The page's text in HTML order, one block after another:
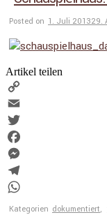
Posted on 1. Juli 201329.
Artikel teilen
Copy
Link
Email
Twitter
Facebook
Messenger
Telegram
WhatsApp
Kategorien dokumentiert,